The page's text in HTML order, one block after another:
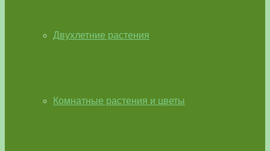
Двухлетние растения
Комнатные растения и цветы